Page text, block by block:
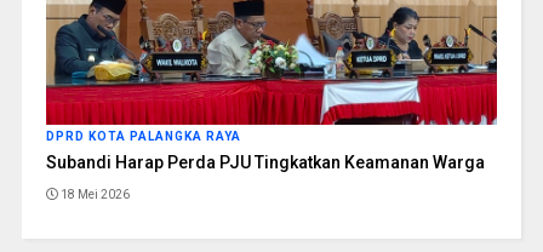
DPRD KOTA PALANGKA RAYA
Subandi Harap Perda PJU Tingkatkan Keamanan Warga
18 Mei 2026